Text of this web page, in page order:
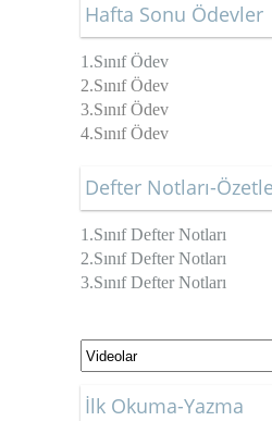
Hafta Sonu Ödevler
1.Sınıf Ödev
2.Sınıf Ödev
3.Sınıf Ödev
4.Sınıf Ödev
Defter Notları-
1.Sınıf Defter Notları
2.Sınıf Defter Notları
3.Sınıf Defter Notları
İlk Okuma-Yazma